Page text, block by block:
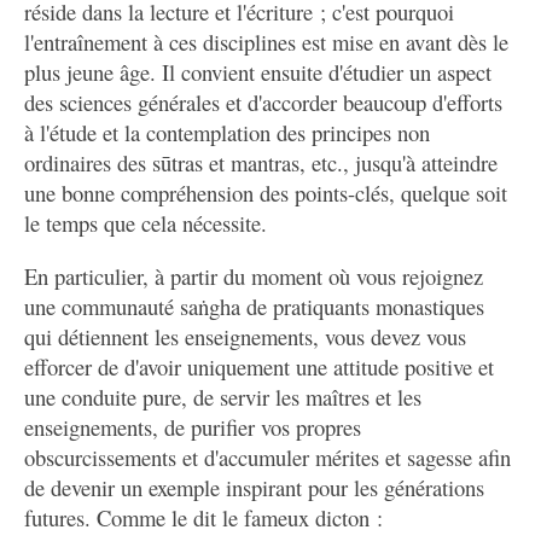
réside dans la lecture et l'écriture ; c'est pourquoi
l'entraînement à ces disciplines est mise en avant dès le
plus jeune âge. Il convient ensuite d'étudier un aspect
des sciences générales et d'accorder beaucoup d'efforts
à l'étude et la contemplation des principes non
ordinaires des sūtras et mantras, etc., jusqu'à atteindre
une bonne compréhension des points-clés, quelque soit
le temps que cela nécessite.
En particulier, à partir du moment où vous rejoignez
une communauté saṅgha de pratiquants monastiques
qui détiennent les enseignements, vous devez vous
efforcer de d'avoir uniquement une attitude positive et
une conduite pure, de servir les maîtres et les
enseignements, de purifier vos propres
obscurcissements et d'accumuler mérites et sagesse afin
de devenir un exemple inspirant pour les générations
futures. Comme le dit le fameux dicton :